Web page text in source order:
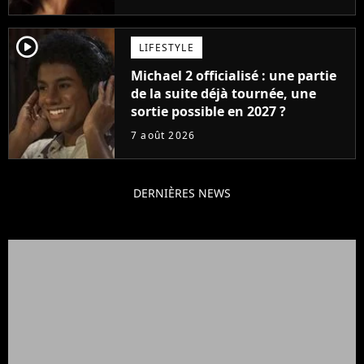
player2 LIFESTYLE
Michael 2 officialisé : une partie
de la suite déjà tournée, une
sortie possible en 2027 ?
7 août 2026
DERNIÈRES NEWS